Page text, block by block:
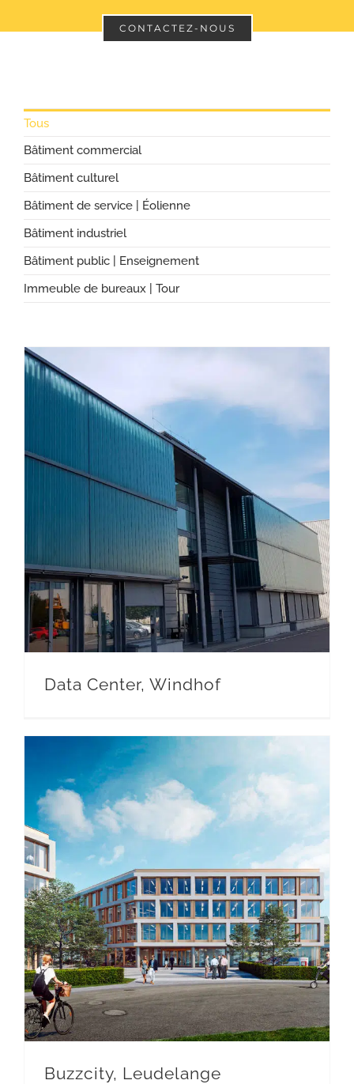
CONTACTEZ-NOUS
Tous
Bâtiment commercial
Bâtiment culturel
Bâtiment de service | Éolienne
Bâtiment industriel
Bâtiment public | Enseignement
Immeuble de bureaux | Tour
Data Center, Windhof
Buzzcity, Leudelange